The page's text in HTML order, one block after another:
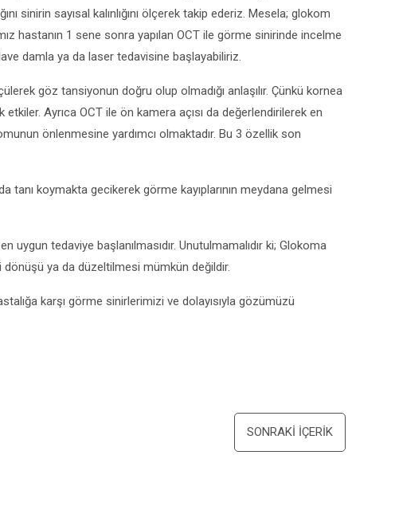
sinirin sayısal kalınlığını ölçerek takip ederiz. Mesela; glokom
hastanın 1 sene sonra yapılan OCT ile görme sinirinde incelme
damla ya da laser tedavisine başlayabiliriz.
göz tansiyonun doğru olup olmadığı anlaşılır. Çünkü kornea
Ayrıca OCT ile ön kamera açısı da değerlendirilerek en
önlenmesine yardımcı olmaktadır. Bu 3 özellik son
tanı koymakta gecikerek görme kayıplarının meydana gelmesi
tedaviye başlanılmasıdır. Unutulmamalıdır ki; Glokoma
dönüşü ya da düzeltilmesi mümkün değildir.
karşı görme sinirlerimizi ve dolayısıyla gözümüzü
SONRAKI İÇERIK